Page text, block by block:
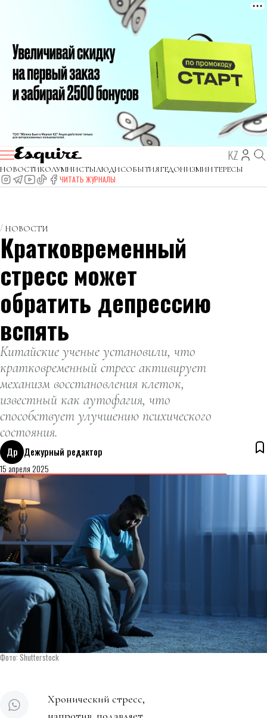
KZ
НОВОСТИКОЛУМНИСТЫЛЮДИСОБЫТИЯГЕДОНИЗМИНТЕРЕСЫ
ЧИТАТЬ ЖУРНАЛЫ
НОВОСТИ
Кратковременный
стресс может
обратить депрессию
вспять
Китайские ученые установили, что
кратковременный стресс активирует
механизм восстановления клеток,
известный как аутофагия, что
способствует улучшению психического
состояния.
Др Дежурный редактор
15 апреля 2025
Фото: Shutterstock
Хронический стресс,